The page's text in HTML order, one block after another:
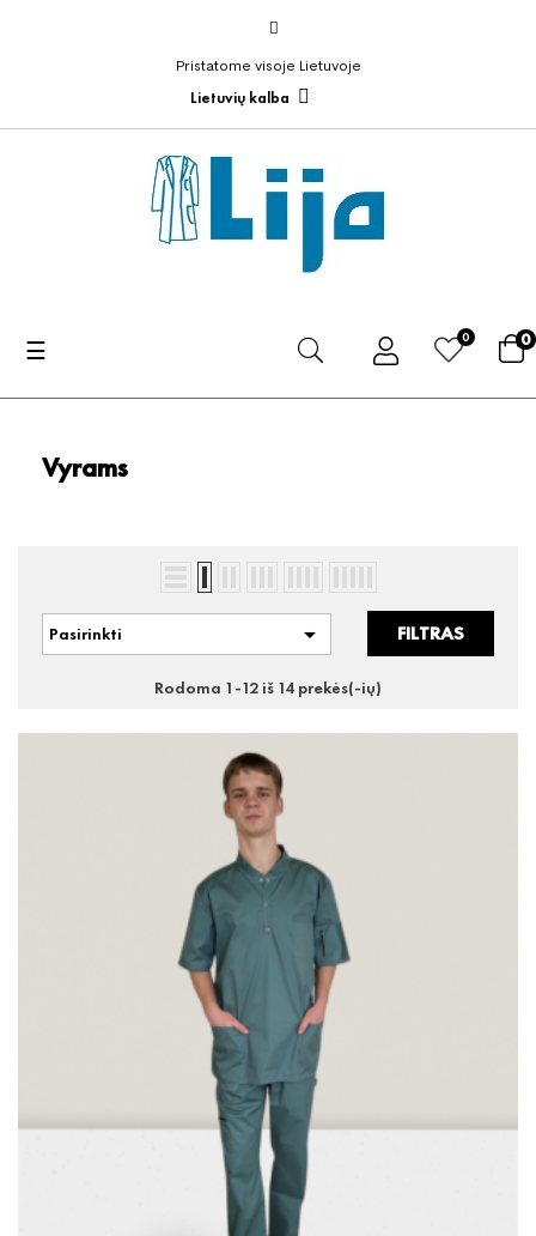
Pristatome visoje Lietuvoje
Lietuvių kalba
Toggle
☰ 0 0
Vyrams
Pasirinkti  FILTRAS
Rodoma 1-12 iš 14 prekės(-ių)